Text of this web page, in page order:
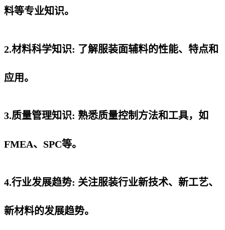
料等专业知识。
2.材料科学知识: 了解服装面辅料的性能、特点和
应用。
3.质量管理知识: 熟悉质量控制方法和工具，如
FMEA、SPC等。
4.行业发展趋势: 关注服装行业新技术、新工艺、
新材料的发展趋势。